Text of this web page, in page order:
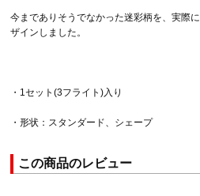
今までありそうでなかった迷彩柄を、実際
ザインしました。
・1セット(3フライト)入り
・形状：スタンダード、シェープ
この商品のレビュー